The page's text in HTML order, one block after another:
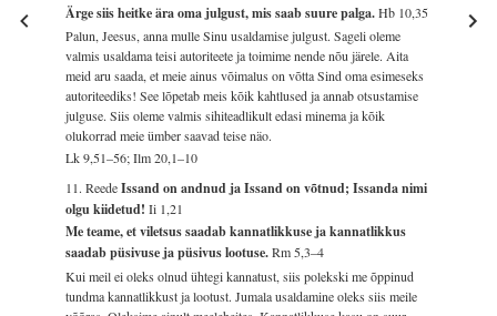
Ärge siis heitke ära oma julgust, mis saab suure palga.Hb 10,35
Palun, Jeesus, anna mulle Sinu usaldamise julgust. Sageli oleme
valmis usaldama teisi autoriteete ja toimime nende nõu järele. Aita
meid aru saada, et meie ainus võimalus on võtta Sind oma esimeseks
autoriteediks! See lõpetab meis kõik kahtlused ja annab otsustamise
julguse. Siis oleme valmis sihiteadlikult edasi minema ja kõik
olukorrad meie ümber saavad teise näo.
Lk 9,51–56; Ilm 20,1–10
11. ReedeIssand on andnud ja Issand on võtnud; Issanda nimi
olgu kiidetud!Ii 1,21
Me teame, et viletsus saadab kannatlikkuse ja kannatlikkus
saadab püsivuse ja püsivus lootuse.Rm 5,3–4
Kui meil ei oleks olnud ühtegi kannatust, siis polekski me õppinud
tundma kannatlikkust ja lootust. Jumala usaldamine oleks siis meile